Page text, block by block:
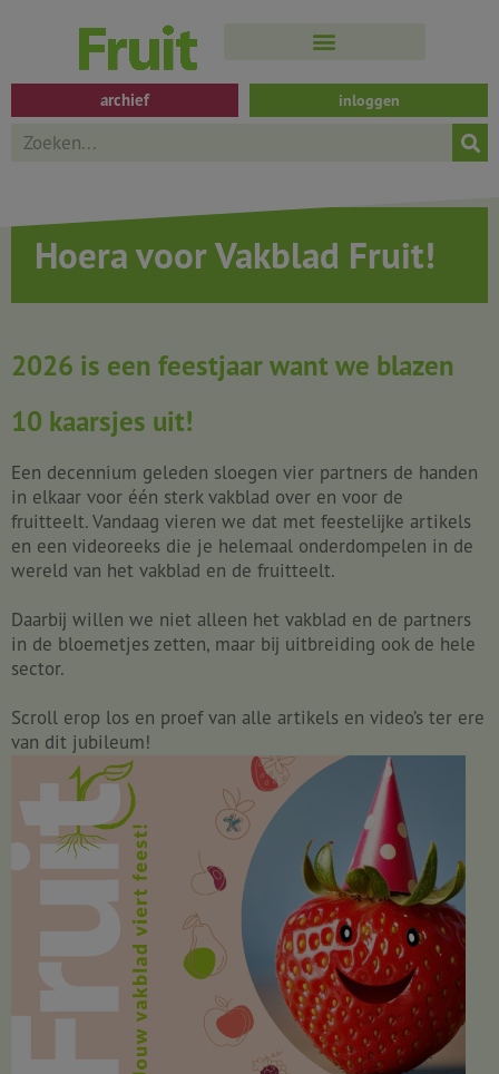
inhoud
archief inloggen
Search
Hoera voor Vakblad Fruit!
2026 is een feestjaar want we blazen
10 kaarsjes uit!
Een decennium geleden sloegen vier partners de handen
in elkaar voor één sterk vakblad over en voor de
fruitteelt.Vandaag vieren we dat met feestelijke artikels
en een videoreeks die je helemaal onderdompelen in de
wereld van het vakblad en de fruitteelt.
Daarbij willen we niet alleen het vakblad en de partners
in de bloemetjes zetten, maar bij uitbreiding ook de hele
sector.
Scroll erop los en proef van alle artikels en video’s ter ere
van dit jubileum!